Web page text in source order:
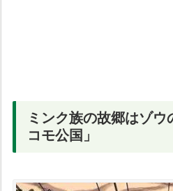
ミンク族の故郷はゾ
コモ公国」